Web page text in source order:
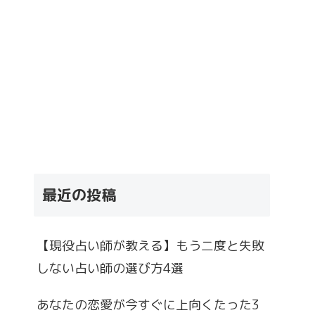
最近の投稿
【現役占い師が教える】もう二度と失敗
しない占い師の選び方4選
あなたの恋愛が今すぐに上向くたった3